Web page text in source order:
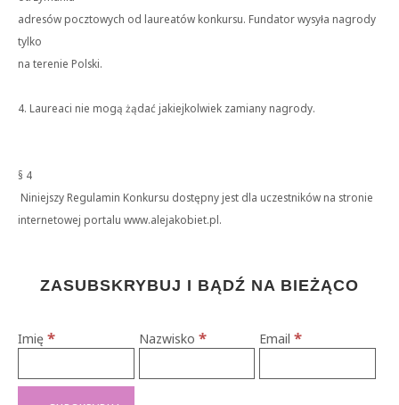
adresów pocztowych od laureatów konkursu. Fundator wysyła nagrody
tylko
na terenie Polski.
4. Laureaci nie mogą żądać jakiejkolwiek zamiany nagrody.
§ 4
Niniejszy Regulamin Konkursu dostępny jest dla uczestników na stronie
internetowej portalu www.alejakobiet.pl.
ZASUBSKRYBUJ I BĄDŹ NA BIEŻĄCO
Imię * Nazwisko * Email*